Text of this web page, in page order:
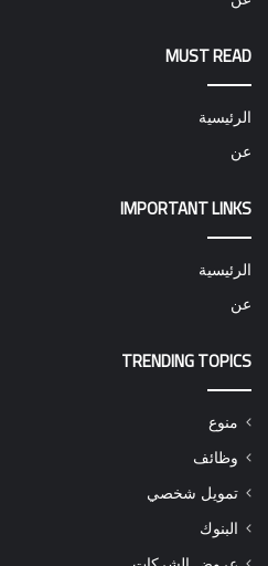
MUST READ
الرئيسية
عن
IMPORTANT LINKS
الرئيسية
عن
TRENDING TOPICS
منوع
وظائف
تمويل شخصي
البنوك